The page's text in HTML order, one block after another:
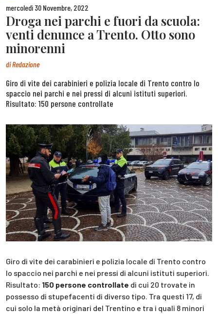
mercoledì 30 Novembre, 2022
Droga nei parchi e fuori da scuola:
venti denunce a Trento. Otto sono
minorenni
diRedazione
Giro di vite dei carabinieri e polizia locale di Trento contro lo
spaccio nei parchi e nei pressi di alcuni istituti superiori.
Risultato: 150 persone controllate
Giro di vite dei carabinieri e polizia locale di Trento contro
lo spaccio nei parchi e nei pressi di alcuni istituti superiori.
Risultato: 150 persone controllate di cui 20 trovate in
possesso di stupefacenti di diverso tipo. Tra questi 17, di
cui solo la metà originari del Trentino e tra i quali 8 minori